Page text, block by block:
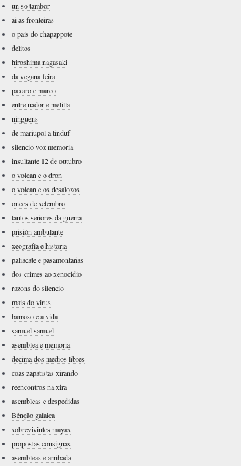
un so tambor
ai as fronteiras
o pais do chapappote
delitos
hiroshima nagasaki
da vegana feira
paxaro e marco
entre nador e melilla
ninguens
de mariupol a tinduf
silencio voz memoria
insultante 12 de outubro
o volcan e o dron
o volcan e os desaloxos
onces de setembro
tantos señores da guerra
prisión ambulante
xeografía e historia
paliacate e pasamontañas
dos crimes ao xenocidio
razons do silencio
mais do virus
barroso e a vida
samuel samuel
asemblea e memoria
decima dos medios libres
coas zapatistas xirando
reencontros na xira
asembleas e despedidas
Bênção galaica
sobrevivintes mayas
propostas consignas
asembleas e arribada